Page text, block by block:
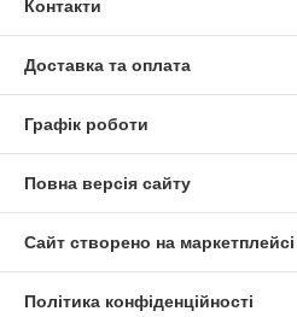
Контакти
Доставка та оплата
Графік роботи
Повна версія сайту
Сайт створено на маркетплейсі
Політика конфіденційності